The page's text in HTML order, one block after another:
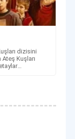
dizisini
Kuşları